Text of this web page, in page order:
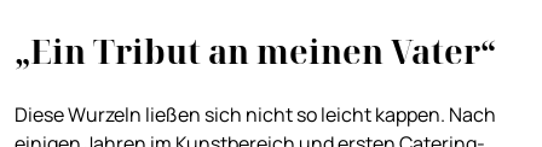
„Ein Tribut an meinen Vater“
Diese Wurzeln ließen sich nicht so leicht kappen. Nach